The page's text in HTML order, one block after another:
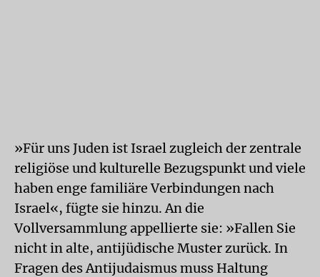
»Für uns Juden ist Israel zugleich der zentrale
religiöse und kulturelle Bezugspunkt und viele
haben enge familiäre Verbindungen nach
Israel«, fügte sie hinzu. An die
Vollversammlung appellierte sie: »Fallen Sie
nicht in alte, antijüdische Muster zurück. In
Fragen des Antijudaismus muss Haltung